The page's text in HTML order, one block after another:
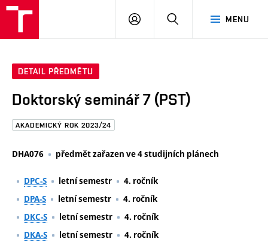
Brno
MENU
PŘIHLÁSIT
DETAIL PŘEDMĚTU
Doktorský seminář 7 (PST)
AKADEMICKÝ ROK 2023/24
DHA076 předmět zařazen ve 4 studijních plánech
DPC-S letní semestr
4. ročník
DPA-S
letní semestr
4. ročník
DKC-S
letní semestr
4. ročník
DKA-S
letní semestr 4. ročník